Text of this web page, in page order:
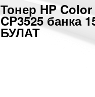
Тонер HP
CP3525 банка
БУЛАТ